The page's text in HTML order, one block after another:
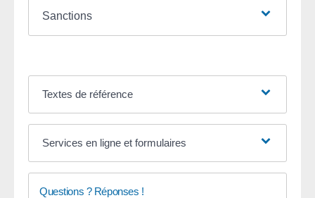
Sanctions
Textes de référence
Services en ligne et formulaires
Questions ? Réponses !